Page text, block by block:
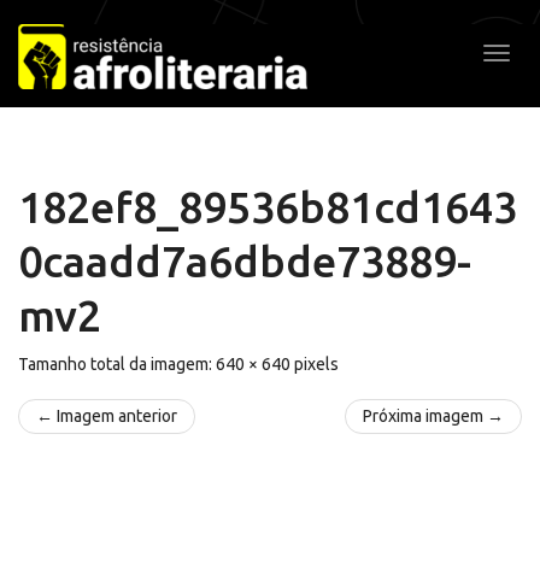
Pular
para
o
conteúdo
182ef8_89536b81cd1643
0caadd7a6dbde73889-
mv2
Tamanho total da imagem: 640 × 640 pixels
← Imagem anterior Próxima imagem →